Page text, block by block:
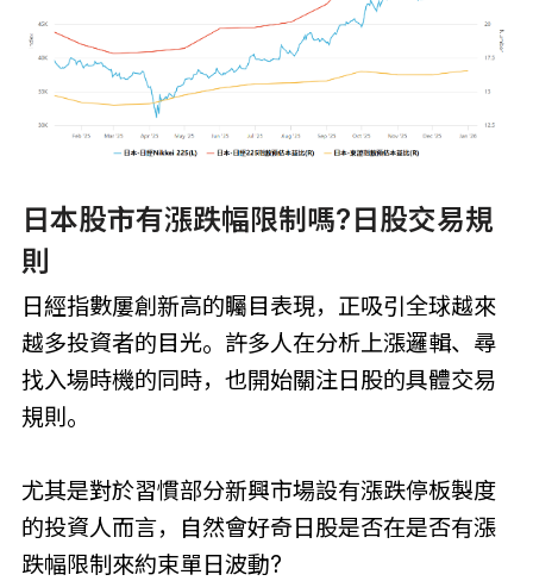
日本股市有漲跌幅限制嗎?日股交易規
則
日經指數屢創新高的矚目表現，正吸引全球越來
越多投資者的目光。許多人在分析上漲邏輯、尋
找入場時機的同時，也開始關注日股的具體交易
規則。
尤其是對於習慣部分新興市場設有漲跌停板製度
的投資人而言，自然會好奇日股是否在是否有漲
跌幅限制來約束單日波動?